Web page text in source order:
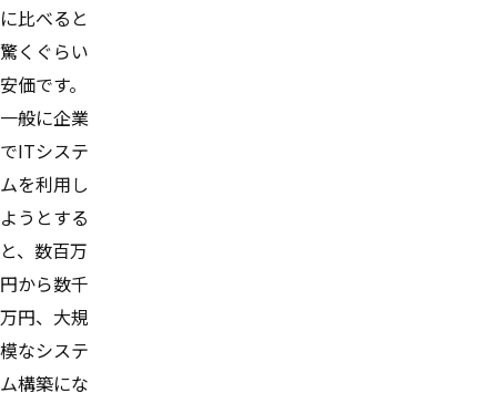
に比べると
驚くぐらい
安価です。
一般に企業
でITシステ
ムを利用し
ようとする
と、数百万
円から数千
万円、大規
模なシステ
ム構築にな